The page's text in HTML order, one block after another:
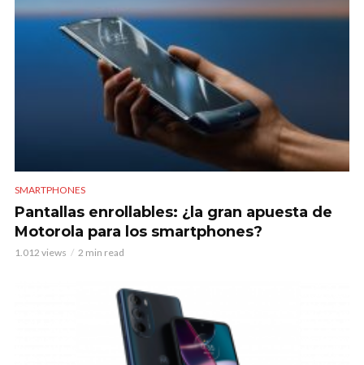
SMARTPHONES
Pantallas enrollables: ¿la gran apuesta de
Motorola para los smartphones?
1.012 views 2 min read